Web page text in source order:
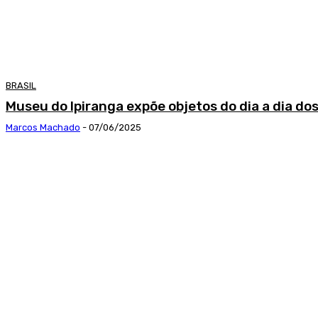
BRASIL
Museu do Ipiranga expõe objetos do dia a dia
Marcos Machado - 07/06/2025